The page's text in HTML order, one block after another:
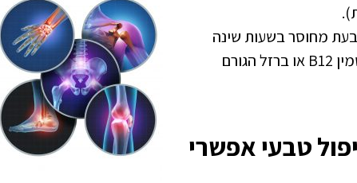
מחוסר בשעות שינה
או מחסורים תזונתיים כמו ויטמין B12 או ברזל הגורם
טבעי אפשרי